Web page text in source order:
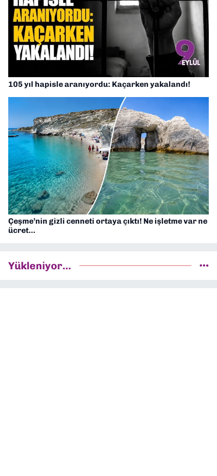
105 yıl hapisle aranıyordu: Kaçarken yakalandı!
Çeşme’nin gizli cenneti ortaya çıktı! Ne işletme var ne
ücret…
Yükleniyor...